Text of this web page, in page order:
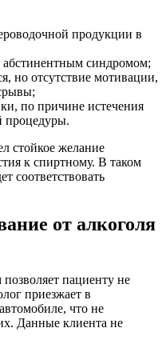
продукции в
синдромом;
но отсутствие мотивации,
по причине истечения
процедуры.
стойкое желание
к спиртному. В таком
соответствовать
от алкоголя
пациенту не
приезжает в
что не
Данные клиента не